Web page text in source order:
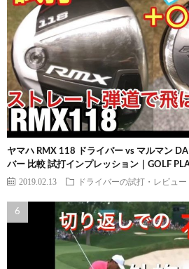
ヤマハ RMX 118 ドライバー vs マルマン
バー 比較 試打インプレッション｜GOLF
2019.02.13 ドライバーの試打・レビュー